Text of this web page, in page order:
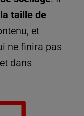
taille de
et
ne finira pas
dans